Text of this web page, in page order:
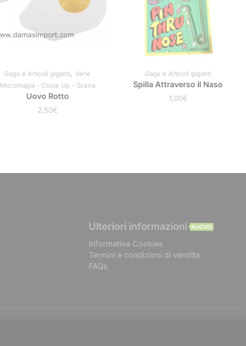
Gags e Articoli giganti, Varie
Micromagia - Close Up - Scena
Uovo Rotto
2,50€
Gags e Articoli giganti
Spilla Attraverso il Naso
1,00€
Ulteriori informazioni NUOVO
Informativa Cookies
Termini e condizioni di vendita
FAQs